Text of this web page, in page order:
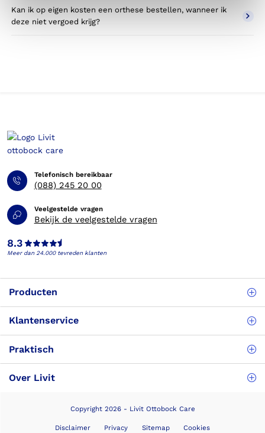
Kan ik op eigen kosten een orthese bestellen, wanneer ik
deze niet vergoed krijg?
Telefonisch bereikbaar
(088) 245 20 00
Veelgestelde vragen
Bekijk de veelgestelde vragen
8.3
Meer dan 24.000 tevreden klanten
Producten
Klantenservice
Praktisch
Over Livit
Copyright 2026 - Livit Ottobock Care
Disclaimer Privacy Sitemap Cookies